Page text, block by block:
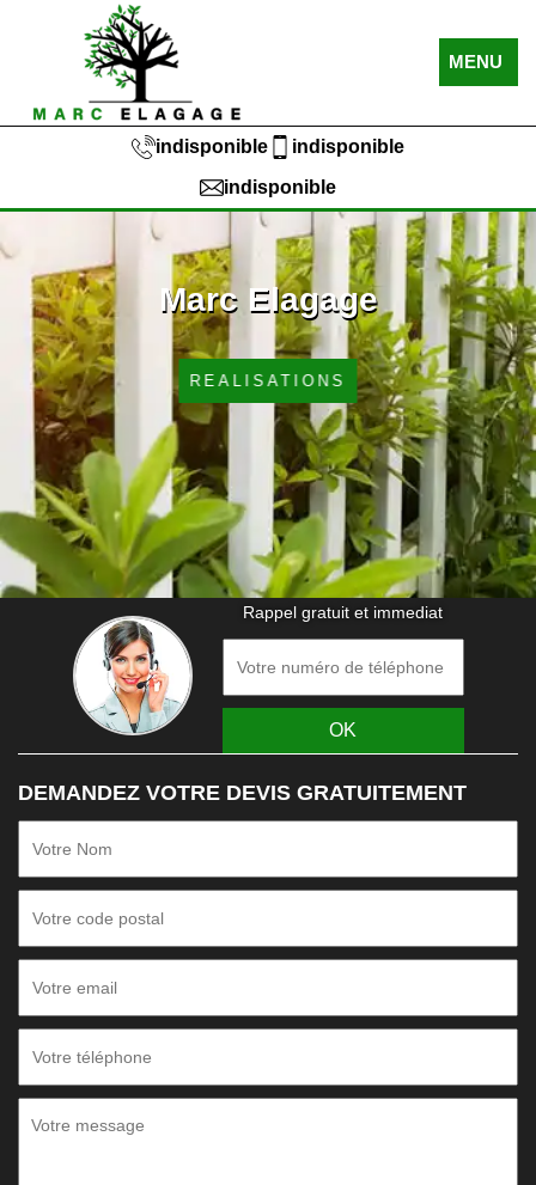
MENU
indisponible
indisponible
indisponible
Marc Elagage
REALISATIONS
Rappel gratuit et immediat
DEMANDEZ VOTRE DEVIS GRATUITEMENT